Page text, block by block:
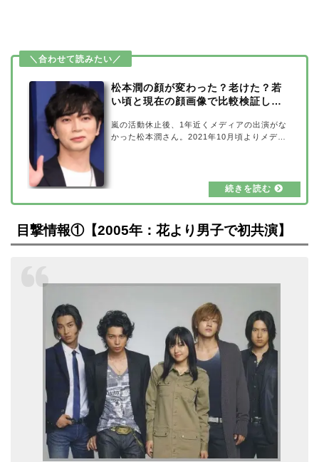
松本潤の顔が変わった？老けた？若
い頃と現在の顔画像で比較検証して
嵐の活動休止後、1年近くメディアの出演がな
かった松本潤さん。2021年10月頃よりメディ
さんの顔が変わった？老けた？と言われる理由
や、若い頃と現在の顔画像で比較検証をしてみ
松本潤の顔が変わった？老けた？出典元：Yah
oo!ニュース2020年末の嵐活動休止後、しばら
くテレビやメディアに出ることがなかった松本
目撃情報①【2005年：花より男子で初共演】